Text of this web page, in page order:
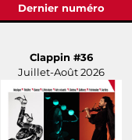
Dernier numéro
Clappin #36
Juillet-Août 2026